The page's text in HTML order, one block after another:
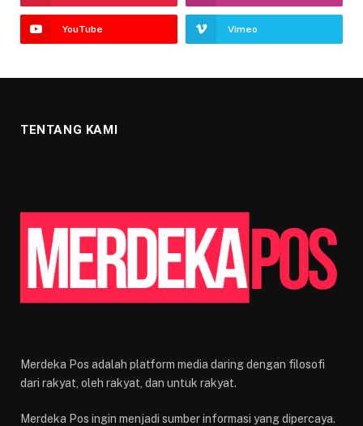
YouTube Vimeo
TENTANG KAMI
Merdeka Pos adalah platform media daring dengan filosofi
dari rakyat, oleh rakyat, dan untuk rakyat.
Merdeka Pos ingin menjadi sumber informasi yang dipercaya.